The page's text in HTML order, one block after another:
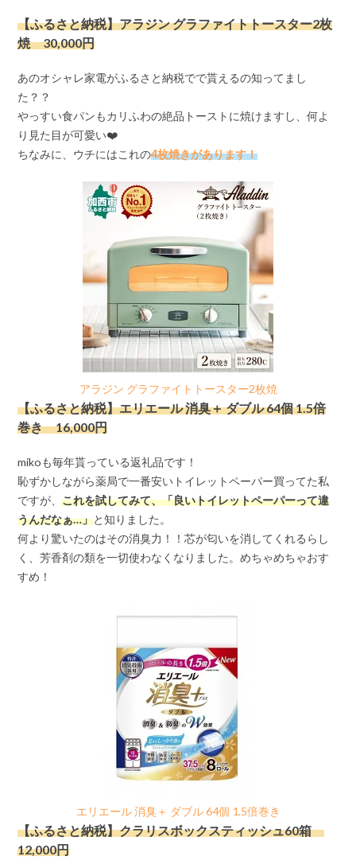
【ふるさと納税】アラジン グラファイトトースター2枚
焼 30,000円
あのオシャレ家電がふるさと納税でで貰えるの知ってまし
た？？
やっすい食パンもカリふわの絶品トーストに焼けますし、何よ
り見た目が可愛い❤️
ちなみに、ウチにはこれの4枚焼きがあります！
アラジン グラファイトトースター2枚焼
【ふるさと納税】エリエール 消臭＋ ダブル 64個 1.5倍
巻き 16,000円
mikoも毎年貰っている返礼品です！
恥ずかしながら薬局で一番安いトイレットペーパー買ってた私
ですが、これを試してみて、「良いトイレットペーパーって違
うんだなぁ…」と知りました。
何より驚いたのはその消臭力！！芯が匂いを消してくれるらし
く、芳香剤の類を一切使わなくなりました。めちゃめちゃおす
すめ！
エリエール 消臭＋ ダブル 64個 1.5倍巻き
【ふるさと納税】クラリスボックスティッシュ60箱
12,000円